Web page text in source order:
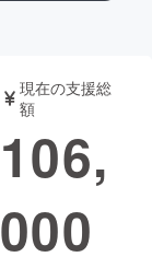
ゲーム・サ
書籍・雑誌
現在の支援総
額
106,
000